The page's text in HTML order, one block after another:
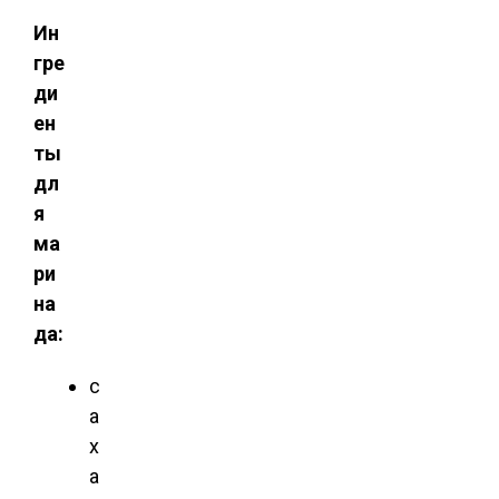
Ин
гре
ди
ен
ты
дл
я
ма
ри
на
да:
с
а
х
а